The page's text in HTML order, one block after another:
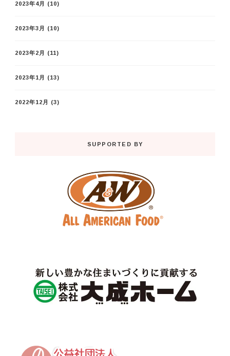
2023年4月 (10)
2023年3月 (10)
2023年2月 (11)
2023年1月 (13)
2022年12月 (3)
SUPPORTED BY